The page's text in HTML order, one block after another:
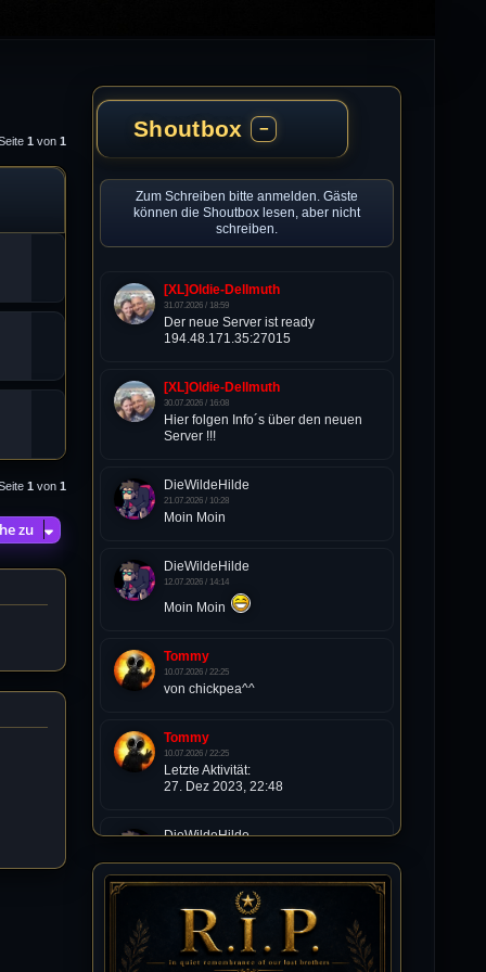
1 von 1
1 von 1
zu
Shoutbox −
Zum Schreiben bitte anmelden. Gäste
können die Shoutbox lesen, aber nicht
schreiben.
[XL]Oldie-Dellmuth
31.07.2026 / 18:59
Der neue Server ist ready
194.48.171.35:27015
[XL]Oldie-Dellmuth
30.07.2026 / 16:08
Hier folgen Info´s über den neuen
Server !!!
DieWildeHilde
21.07.2026 / 10:28
Moin Moin
DieWildeHilde
12.07.2026 / 14:14
Moin Moin
Tommy
10.07.2026 / 22:25
von chickpea^^
Tommy
10.07.2026 / 22:25
Letzte Aktivität:
27. Dez 2023, 22:48
DieWildeHilde
Happy Birthday Chickpea
DieWildeHilde
10.07.2026 / 10:08
Hallo meine Lieben!